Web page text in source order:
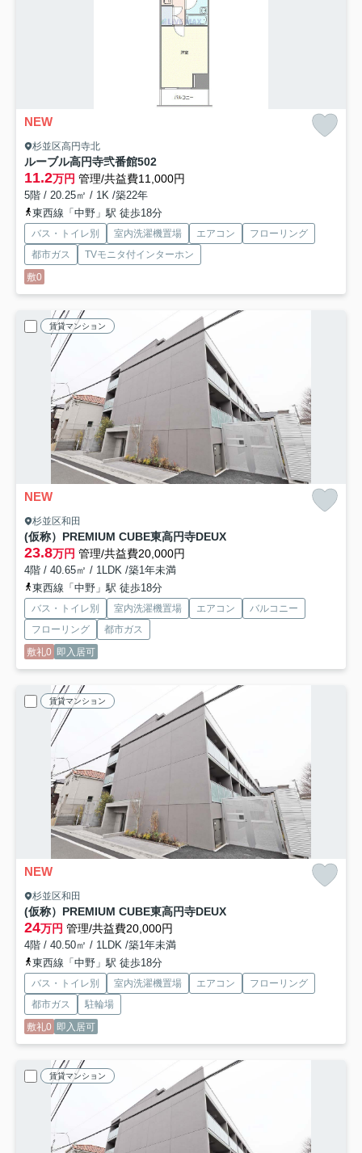
NEW
杉並区高円寺北
ルーブル高円寺弐番館502
11.2万円 管理/共益費11,000円
5階 / 20.25㎡ / 1K /築22年
東西線「中野」駅 徒歩18分
バス・トイレ別 室内洗濯機置場 エアコン
フローリング
都市ガス
TVモニタ付インターホン
敷0
賃貸マンション
NEW
杉並区和田
(仮称）PREMIUM CUBE東高円寺DEUX
23.8万円 管理/共益費20,000円
4階 / 40.65㎡ / 1LDK /築1年未満
東西線「中野」駅 徒歩18分
バス・トイレ別 室内洗濯機置場 エアコン
バルコニー
フローリング
都市ガス
敷礼0 即入居可
賃貸マンション
NEW
杉並区和田
(仮称）PREMIUM CUBE東高円寺DEUX
24万円 管理/共益費20,000円
4階 / 40.50㎡ / 1LDK /築1年未満
東西線「中野」駅 徒歩18分
バス・トイレ別 室内洗濯機置場 エアコン
フローリング
都市ガス
駐輪場
敷礼0 即入居可
賃貸マンション